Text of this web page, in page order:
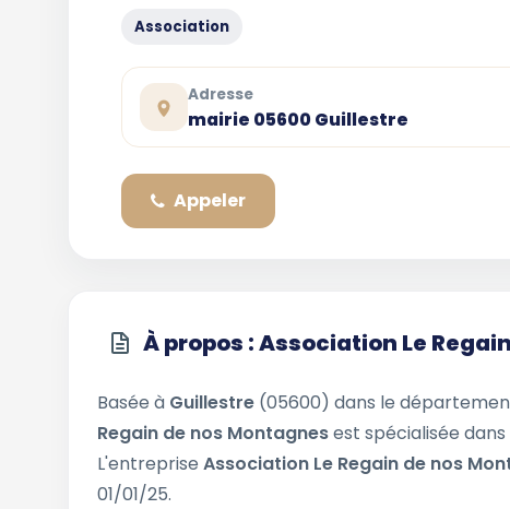
Association
Adresse
mairie 05600 Guillestre
Appeler
À propos : Association Le
Basée à Guillestre (05600) dans le
Regain de nos Montagnesest spécialisée
L'entreprise Association Le Regain de nos
01/01/25.